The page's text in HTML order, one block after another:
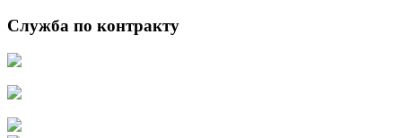
Служба по контракту